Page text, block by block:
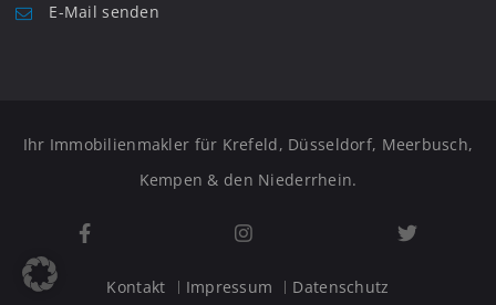
E-Mail senden
Ihr Immobilienmakler für Krefeld, Düsseldorf, Meerbusch,
Kempen & den Niederrhein.
Kontakt Impressum Datenschutz